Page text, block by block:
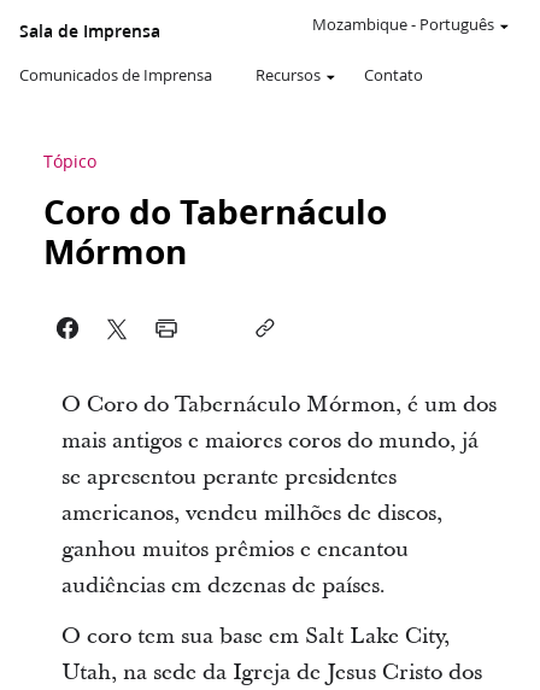
Sala de Imprensa
Comunicados de Imprensa Recursos Contato
Mozambique- Português
Tópico
Coro do Tabernáculo
Mórmon
O Coro do Tabernáculo Mórmon, é um dos
mais antigos e maiores coros do mundo, já
se apresentou perante presidentes
americanos, vendeu milhões de discos,
ganhou muitos prêmios e encantou
audiências em dezenas de países.
O coro tem sua base em Salt Lake City,
Utah, na sede da Igreja de Jesus Cristo dos